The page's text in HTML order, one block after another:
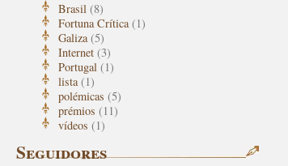
Brasil (8)
Fortuna Crítica(1)
Galiza(5)
Internet (3)
Portugal (1)
lista(1)
polémicas (5)
prémios (11)
vídeos (1)
Seguidores